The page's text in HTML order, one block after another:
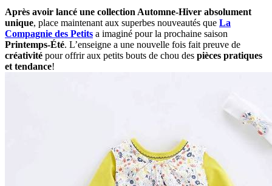
Après avoir lancé une collection Automne-Hiver absolument
unique, place maintenant aux superbes nouveautés que La
Compagnie des Petits a imaginé pour la prochaine saison
Printemps-Été. L’enseigne a une nouvelle fois fait preuve de
créativité pour offrir aux petits bouts de chou des pièces pratiques
et tendance!